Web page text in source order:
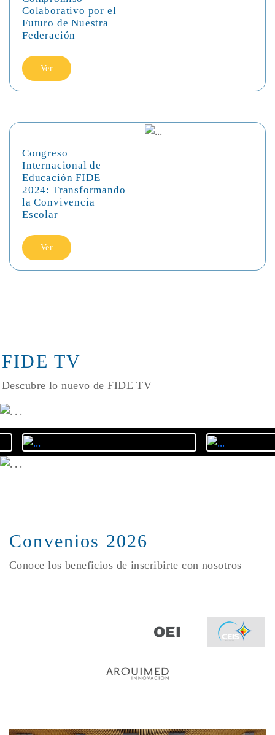
Colaborativo por el
Futuro de Nuestra
Federación
Ver
Congreso
Internacional de
Educación FIDE
2024: Transformando
la Convivencia
Escolar
Ver
FIDE TV
Descubre lo nuevo de FIDE TV
Convenios 2026
Conoce los beneficios de inscribirte con nosotros